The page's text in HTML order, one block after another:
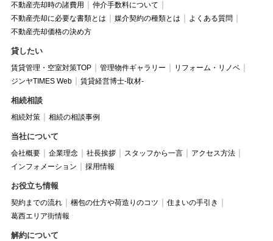
不動産売却時の諸費用
仲介手数料について
不動産売却に必要な書類とは
媒介契約の種類とは
よくある質問
不動産売却価格の決め方
貸したい
賃貸管理・空室対策TOP 管理物件ギャラリー
リフォーム・リノベ
ジンヤTIMES Web
賃貸経営博士-取材-
相続相談
相続対策 相続の相談事例
当社について
会社概要 企業理念 社長挨拶 スタッフから一言
アクセス方法
インフォメーション
採用情報
お役立ち情報
契約までの流れ 梱包の仕方や荷造りのコツ
住まいの手引き
葛西エリア街情報
解約について